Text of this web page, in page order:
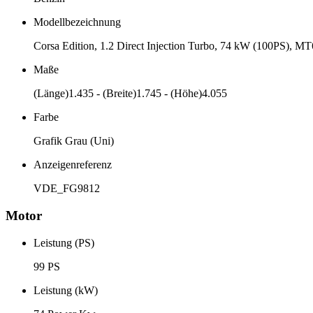
Modellbezeichnung
Corsa Edition, 1.2 Direct Injection Turbo, 74 kW (100PS),
Maße
(Länge)1.435 - (Breite)1.745 - (Höhe)4.055
Farbe
Grafik Grau (Uni)
Anzeigenreferenz
VDE_FG9812
Motor
Leistung (PS)
99 PS
Leistung (kW)